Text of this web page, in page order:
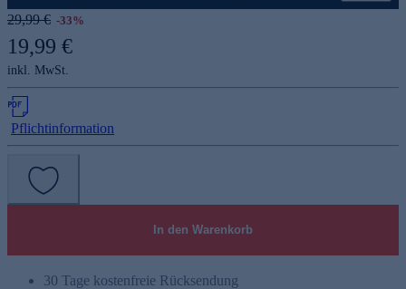
29,99 € -33%
19,99 €
inkl. MwSt.
Pflichtinformation
In den Warenkorb
30 Tage kostenfreie Rücksendung